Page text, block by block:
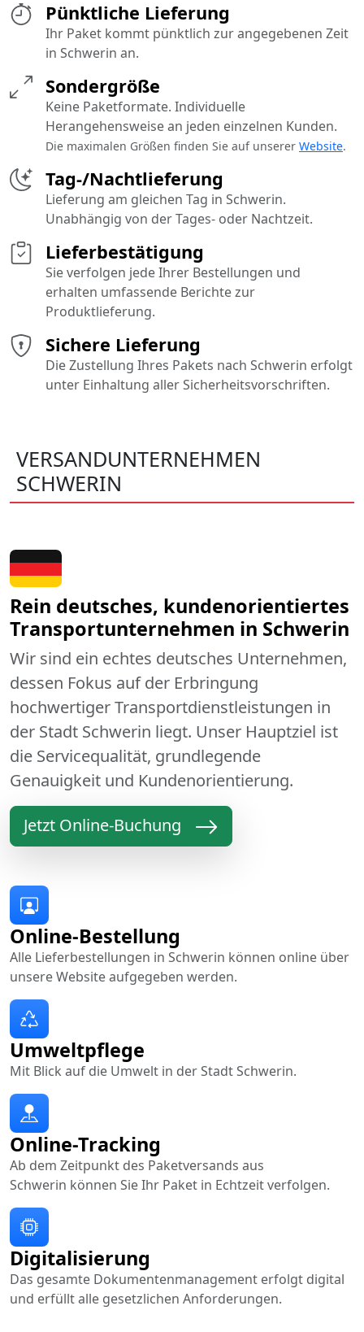
Pünktliche Lieferung
Ihr Paket kommt pünktlich zur angegebenen Zeit
in Schwerin an.
Sichere Lieferung
Die Zustellung Ihres Pakets nach Schwerin erfolgt
unter Einhaltung aller Sicherheitsvorschriften.
Tag-/Nachtlieferung
Lieferung am gleichen Tag in Schwerin.
Unabhängig von der Tages- oder Nachtzeit.
Sondergröße
Keine Paketformate. Individuelle
Herangehensweise an jeden einzelnen Kunden.
Die maximalen Größen finden Sie auf unserer Website.
Lieferbestätigung
Sie verfolgen jede Ihrer Bestellungen und
erhalten umfassende Berichte zur
Produktlieferung.
VERSANDUNTERNEHMEN
SCHWERIN
Rein deutsches, kundenorientiertes
Transportunternehmen in Schwerin
Wir sind ein echtes deutsches Unternehmen,
dessen Fokus auf der Erbringung
hochwertiger Transportdienstleistungen in
der Stadt Schwerin liegt. Unser Hauptziel ist
die Servicequalität, grundlegende
Genauigkeit und Kundenorientierung.
Jetzt Online-Buchung
Online-Bestellung
Alle Lieferbestellungen in Schwerin können online über
unsere Website aufgegeben werden.
Online-Tracking
Ab dem Zeitpunkt des Paketversands aus
Schwerin können Sie Ihr Paket in Echtzeit verfolgen.
Digitalisierung
Das gesamte Dokumentenmanagement erfolgt digital
und erfüllt alle gesetzlichen Anforderungen.
Umweltpflege
Mit Blick auf die Umwelt in der Stadt Schwerin.